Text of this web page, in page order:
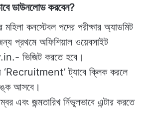
ডাউনলোড করবেন?
মহিলা কনস্টেবল পদের পরীক্ষার অ্যাডমিট
প্রথমে অফিশিয়াল ওয়েবসাইট
ভিজিট করতে হবে।
‘Recruitment’ ট্যাবে ক্লিক করলে
আসবে।
এবং জন্মতারিখ র্নিভুলভাবে এন্টার করতে